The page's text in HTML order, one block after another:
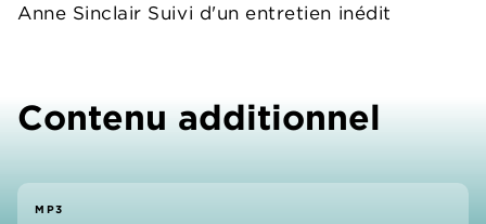
Anne Sinclair Suivi d'un entretien inédit
Contenu additionnel
MP3